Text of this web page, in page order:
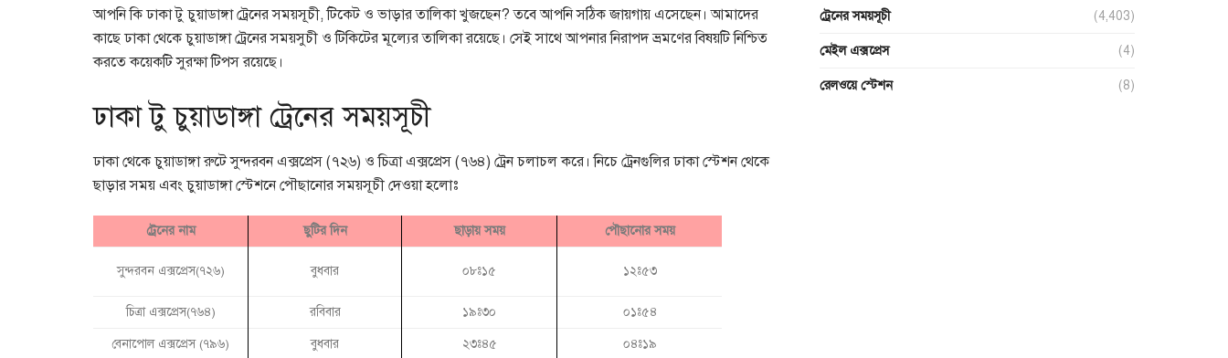
আপনি কি ঢাকা টু চুয়াডাঙ্গা ট্রেনের সময়সূচী, টিকেট ও ভাড়ার তালিকা খুজছেন? তবে আপনি সঠিক জায়গায় এসেছেন। আমাদের
কাছে ঢাকা থেকে চুয়াডাঙ্গা ট্রেনের সময়সুচী ও টিকিটের মূল্যের তালিকা রয়েছে। সেই সাথে আপনার নিরাপদ ভ্রমণের বিষয়টি নিশ্চিত
করতে কয়েকটি সুরক্ষা টিপস রয়েছে।
ঢাকা টু চুয়াডাঙ্গা ট্রেনের সময়সূচী
ঢাকা থেকে চুয়াডাঙ্গা রুটে সুন্দরবন এক্সপ্রেস (৭২৬) ও চিত্রা এক্সপ্রেস (৭৬৪) ট্রেন চলাচল করে। নিচে ট্রেনগুলির ঢাকা স্টেশন থেকে
ছাড়ার সময় এবং চুয়াডাঙ্গা স্টেশনে পৌছানোর সময়সূচী দেওয়া হলোঃ
ট্রেনের নাম ছুটির দিন ছাড়ায় সময় পৌছানোর সময়
সুন্দরবন এক্সপ্রেস(৭২৬) বুধবার ০৮ঃ১৫ ১২ঃ৫৩
চিত্রা এক্সপ্রেস(৭৬৪) রবিবার ১৯ঃ৩০ ০১ঃ৫৪
বেনাপোল এক্সপ্রেস (৭৯৬) বুধবার ২৩ঃ৪৫ ০৪ঃ১৯
ট্রেনের সময়সূচী (4,403)
মেইল এক্সপ্রেস (4)
রেলওয়ে স্টেশন (8)